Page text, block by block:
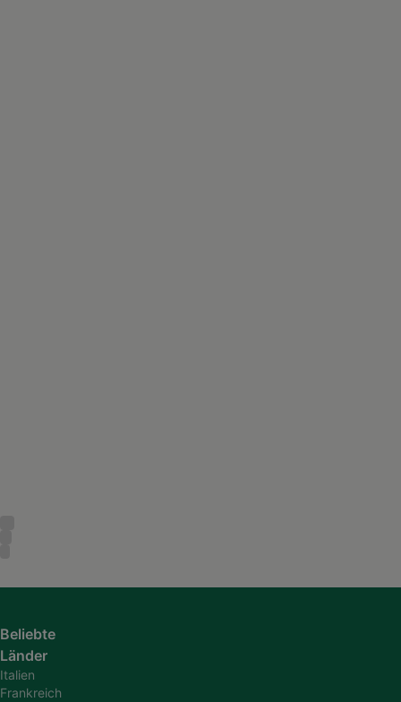
Beliebte
Länder
Italien
Frankreich